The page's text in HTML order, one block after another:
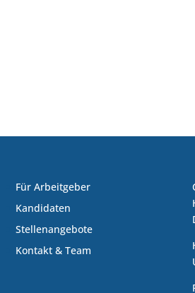
Für Arbeitgeber
Kandidaten
Stellenangebote
Kontakt & Team